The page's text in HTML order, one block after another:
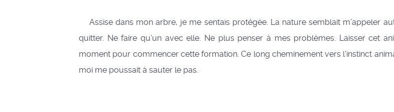
Assise dans mon arbre, je me sentais protégée. La nature semblait m’appeler
quitter. Ne faire qu’un avec elle. Ne plus penser à mes problèmes. Laisser cet
moment pour commencer cette formation. Ce long cheminement vers l’instinct
moi me poussait à sauter le pas.